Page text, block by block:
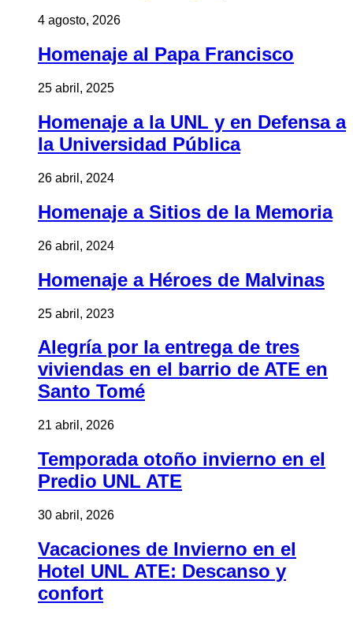
4 agosto, 2026
Homenaje al Papa Francisco
25 abril, 2025
Homenaje a la UNL y en Defensa a
la Universidad Pública
26 abril, 2024
Homenaje a Sitios de la Memoria
26 abril, 2024
Homenaje a Héroes de Malvinas
25 abril, 2023
Alegría por la entrega de tres
viviendas en el barrio de ATE en
Santo Tomé
21 abril, 2026
Temporada otoño invierno en el
Predio UNL ATE
30 abril, 2026
Vacaciones de Invierno en el
Hotel UNL ATE: Descanso y
confort